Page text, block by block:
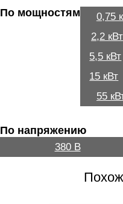
По мощностям 0,75
2,2 кВт
5,5 кВт
15 кВт
55
По напряжению
380 В